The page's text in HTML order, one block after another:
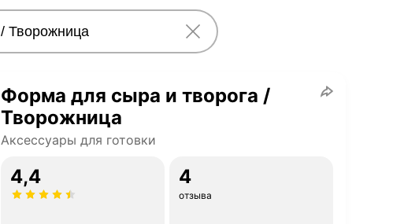
Форма для сыра и творога /
Творожница
Аксессуары для готовки
4,4 4
отзыва